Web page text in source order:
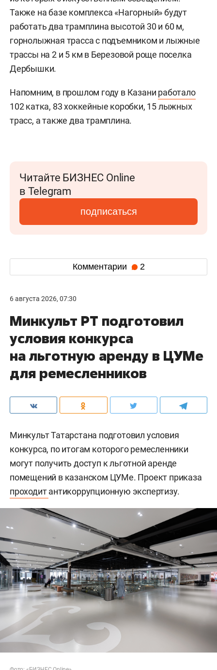
Также на базе комплекса «Нагорный» будут
работать два трамплина высотой 30 и 60 м,
горнолыжная трасса с подъемником и лыжные
трассы на 2 и 5 км в Березовой роще поселка
Дербышки.
Напомним, в прошлом году в Казани работало
102 катка, 83 хоккейные коробки, 15 лыжных
трасс, а также два трамплина.
Читайте БИЗНЕС Online
в Telegram
подписаться
Комментарии 2
6 августа 2026, 07:30
Минкульт РТ подготовил
условия конкурса
на льготную аренду в ЦУМе
для ремесленников
Минкульт Татарстана подготовил условия
конкурса, по итогам которого ремесленники
могут получить доступ к льготной аренде
помещений в казанском ЦУМе. Проект приказа
проходитантикоррупционную экспертизу.